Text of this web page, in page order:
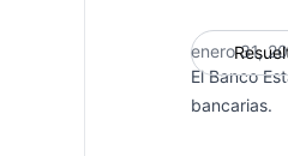
enero 31,
El Banco
bancarias.